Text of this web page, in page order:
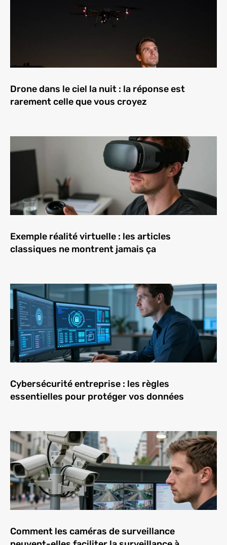
Drone dans le ciel la nuit : la réponse est
rarement celle que vous croyez
Exemple réalité virtuelle : les articles
classiques ne montrent jamais ça
Cybersécurité entreprise : les règles
essentielles pour protéger vos données
Comment les caméras de surveillance